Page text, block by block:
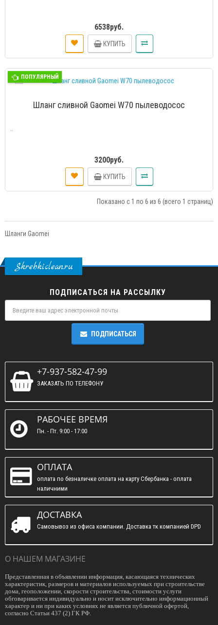
6538руб.
КУПИТЬ
ПОПУЛЯРНЫЙ
Шланг сливной Gaomei W70 пылеводосос
3200руб.
КУПИТЬ
Показано с 1 по 6 из 6 (всего 1 страниц)
Шланги Gaomei
Skrebkiclean.ru
ПОДПИСАТЬСЯ НА РАССЫЛКУ
ПОДПИСАТЬСЯ
+7-937-582-47-99
ЗАКАЗАТЬ ПО ТЕЛЕФОНУ
РАБОЧЕЕ ВРЕМЯ
Пн. - Пт. 9:00 - 17:00
ОПЛАТА
оплата по безналичке оплата на карту Сбербанка - оплата
наличними
ДОСТАВКА
Самовывоз из офиса компании. Доставка тк компанией DPD
О НАШЕМ МАГАЗИНЕ
Представленная в объявлении информация, касающаяся технических
характеристик, размеров и материалов используемых при строительстве
дома, геоположении, скорости строительства, стоимости услуги
обговаривается индивидуально и носит исключительно информационный
характер и ни при каких условиях не является публичной офертой,
согласно Статьи 437 (2) ГК РФ.